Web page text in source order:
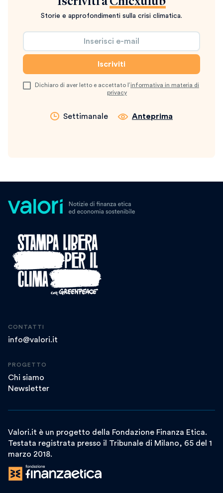
Storie e approfondimenti sulla crisi climatica.
Dichiaro di aver letto e accettato l’informativa in materia di
privacy
Settimanale Anteprima
CONTATTI
info@valori.it
PROGETTO
Chi siamo
Newsletter
Valori.it è un progetto della Fondazione Finanza Etica.
Testata registrata presso il Tribunale di Milano, 65 del 1
marzo 2018.